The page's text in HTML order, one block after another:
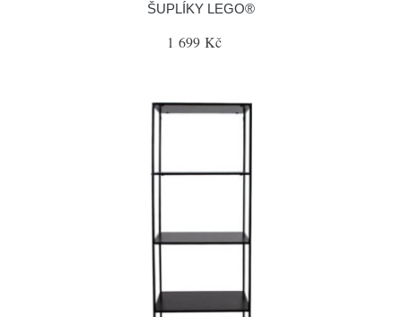
ŠUPLÍKY LEGO®
1 699 Kč